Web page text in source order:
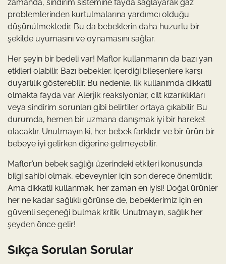
zamanda, sindirim sistemine fayda sağlayarak gaz
problemlerinden kurtulmalarına yardımcı olduğu
düşünülmektedir. Bu da bebeklerin daha huzurlu bir
şekilde uyumasını ve oynamasını sağlar.
Her şeyin bir bedeli var! Maflor kullanmanın da bazı yan
etkileri olabilir. Bazı bebekler, içerdiği bileşenlere karşı
duyarlılık gösterebilir. Bu nedenle, ilk kullanımda dikkatli
olmakta fayda var. Alerjik reaksiyonlar, cilt kızarıklıkları
veya sindirim sorunları gibi belirtiler ortaya çıkabilir. Bu
durumda, hemen bir uzmana danışmak iyi bir hareket
olacaktır. Unutmayın ki, her bebek farklıdır ve bir ürün bir
bebeye iyi gelirken diğerine gelmeyebilir.
Maflor’un bebek sağlığı üzerindeki etkileri konusunda
bilgi sahibi olmak, ebeveynler için son derece önemlidir.
Ama dikkatli kullanmak, her zaman en iyisi! Doğal ürünler
her ne kadar sağlıklı görünse de, bebeklerimiz için en
güvenli seçeneği bulmak kritik. Unutmayın, sağlık her
şeyden önce gelir!
Sıkça Sorulan Sorular